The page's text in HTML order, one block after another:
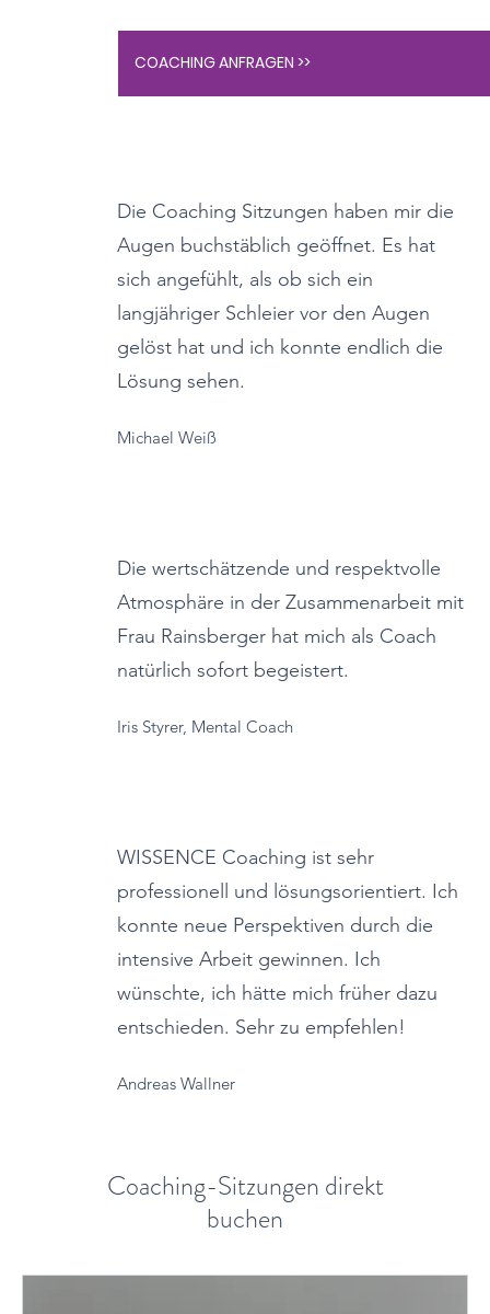
COACHING ANFRAGEN >>
Die Coaching Sitzungen haben mir die
Augen buchstäblich geöffnet. Es hat
sich angefühlt, als ob sich ein
langjähriger Schleier vor den Augen
gelöst hat und ich konnte endlich die
Lösung sehen.
Michael Weiß
Die wertschätzende und respektvolle
Atmosphäre in der Zusammenarbeit mit
Frau Rainsberger hat mich als Coach
natürlich sofort begeistert.
Iris Styrer, Mental Coach
WISSENCE Coaching ist sehr
professionell und lösungsorientiert. Ich
konnte neue Perspektiven durch die
intensive Arbeit gewinnen. Ich
wünschte, ich hätte mich früher dazu
entschieden. Sehr zu empfehlen!
Andreas Wallner
Coaching-Sitzungen direkt
buchen